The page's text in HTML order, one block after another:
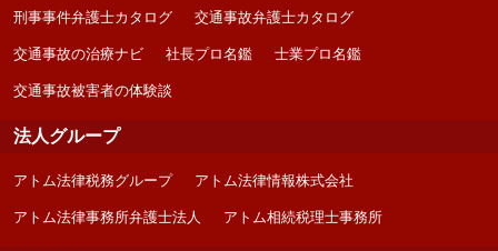
刑事事件弁護士カタログ 交通事故弁護士カタログ
交通事故の治療ナビ 社長プロ名鑑 士業プロ名鑑
交通事故被害者の体験談
法人グループ
アトム法律税務グループ アトム法律情報株式会社
アトム法律事務所弁護士法人 アトム相続税理士事務所